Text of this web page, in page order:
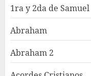
1ra y 2da de Samuel
Abraham
Abraham 2